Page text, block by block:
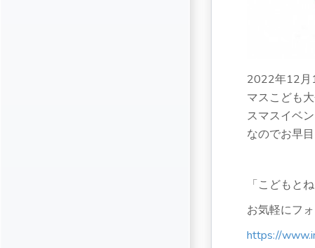
2022年12月
マスこども
スマスイベ
なのでお早
「こどもと
お気軽にフ
https://